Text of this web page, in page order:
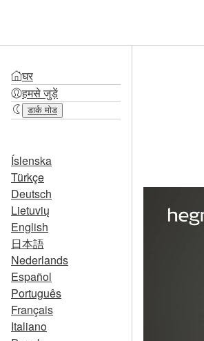
घर
हमसे जुड़ें
डार्क मोड
Íslenska
Türkçe
Deutsch
Lietuvių
English
日本語
Nederlands
Español
Português
Français
Italiano